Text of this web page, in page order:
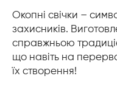
Окопні свічки –
захисників.
справжньою
що навіть на
їх створення!